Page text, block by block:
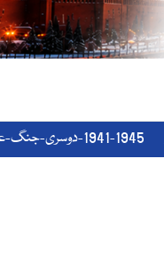
1941-1945-دوسری-جنگ-عظیم